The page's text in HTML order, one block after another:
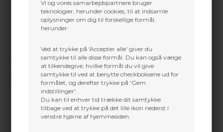
Vi og vores samarbejdspartnere bruger
teknologier, herunder cookies, til at indsamle
oplysninger om dig til forskellige formål,
herunder:
Ved at trykke på 'Accepter alle' giver du
samtykke til alle disse formål. Du kan også vælge
at tilkendegive, hvilke formål du vil give
samtykke til ved at benytte checkboksene ud for
formålet, og derefter trykke på 'Gem
indstillinger'.
Du kan til enhver tid trække dit samtykke
tilbage ved at trykke på det lille ikon nederst i
venstre hjørne af hjemmesiden.
finjustering, tager vi os tid til at gennemgå dine
muligheder.
Book rådgivning på Martin@baldurs-archery.dk Eller
-Få hjælp til at vælge den rigtige bue
Det rigtige valg afhænger blandt andet af, hvordan buen
skal bruges, dit erfaringsniveau, din træklængde og den
ønskede trækvægt.
I vores buebutik på Sjælland kan du få vejledning om
blandt andet:
Compoundbuer